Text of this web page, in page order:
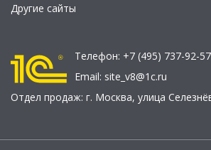
Другие сайты
Телефон: +7 (495) 737-92-57
Email: site_v8@1c.ru
Отдел продаж: г. Москва, улица